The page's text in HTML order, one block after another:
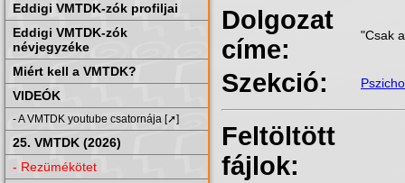
Eddigi VMTDK-zók profiljai
Eddigi VMTDK-zók
névjegyzéke
Miért kell a VMTDK?
VIDEÓK
- A VMTDK youtube csatornája [➚]
25. VMTDK (2026)
- Rezümékötet
Dolgozat
címe:
"Csak
Szekció:
Feltöltött
fájlok: